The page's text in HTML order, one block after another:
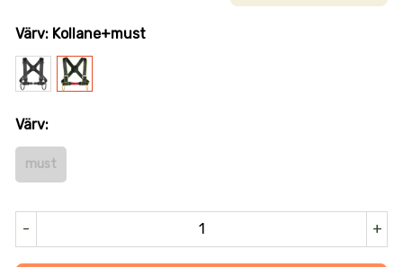
Värv: Kollane+must
Must Kollane+must
Värv:
must
- +